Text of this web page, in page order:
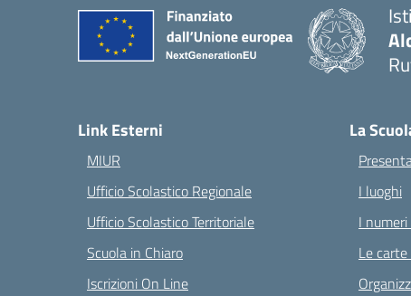
Link Esterni
MIUR
Ufficio Scolastico Regionale
Ufficio Scolastico Territoriale
Scuola in Chiaro
Iscrizioni On Line
La
I luoghi
I
Le